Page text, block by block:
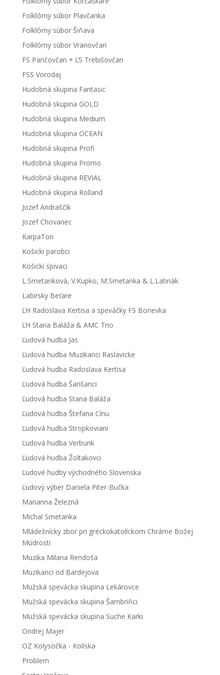
Folklórny súbor Plavčanka
Folklórny súbor Šiňava
Folklórny súbor Vranovčan
FS Paričovčan + ĽS Trebišovčan
FSS Vorodaj
Hudobná skupina Fantasic
Hudobná skupina GOLD
Hudobná skupina Medium
Hudobná skupina OCEAN
Hudobná skupina Profi
Hudobná skupina Promo
Hudobná skupina REVIAL
Hudobná skupina Rolland
Jozef Andraščík
Jozef Chovanec
KarpaTon
Košicki parobci
Košicki śpivaci
L.Smetanková, V.Kupko, M.Smetanka & L.Latinák
Labirsky Beťare
ĽH Radoslava Kertisa a speváčky FS Borievka
ĽH Stana Baláža & AMC Trio
Ľudová hudba Jas
Ľudová hudba Muzikanci Raslavicke
Ľudová hudba Radoslava Kertisa
Ľudová hudba Šarišanci
Ľudová hudba Stana Baláža
Ľudová hudba Štefana Cínu
Ľudová hudba Stropkoviani
Ľudová hudba Verbunk
Ľudová hudba Žoltakovci
Ľudové hudby východného Slovenska
Ľudový výber Daniela Piter-Bučka
Marianna Železná
Michal Smetanka
Mládežnícky zbor pri gréckokatolíckom Chráme Božej
Múdrosti
Muzika Milana Rendoša
Muzikanci od Bardejova
Mužská spevácka skupina Lekárovce
Mužská spevácka skupina Šambriňci
Mužská spevácka skupina Suche Karki
Ondrej Majer
OZ Kolysočka - Kolíska
Problem